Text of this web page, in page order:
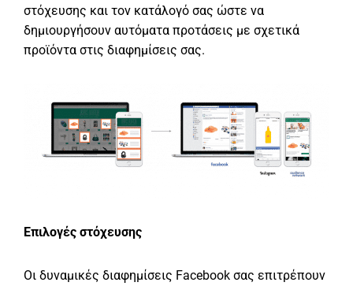
στόχευσης και τον κατάλογό σας ώστε να
δημιουργήσουν αυτόματα προτάσεις με σχετικά
προϊόντα στις διαφημίσεις σας.
Επιλογές στόχευσης
Οι δυναμικές διαφημίσεις Facebook σας επιτρέπουν